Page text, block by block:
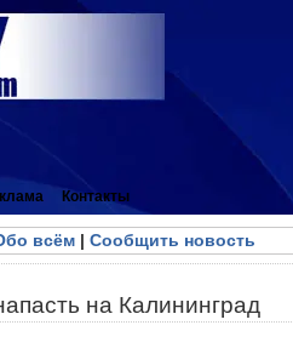
Контакты
всём| Сообщить новость
на Калининград